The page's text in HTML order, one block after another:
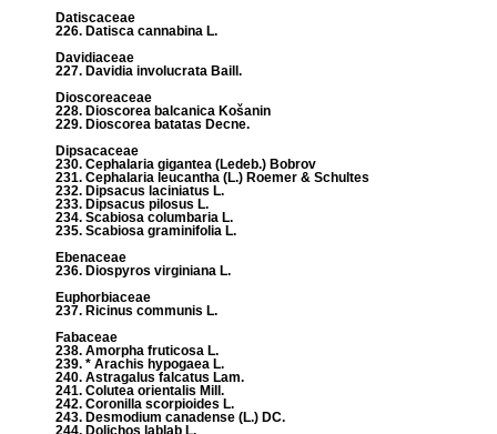
Datiscaceae
226. Datisca cannabina L.
Davidiaceae
227. Davidia involucrata Baill.
Dioscoreaceae
228. Dioscorea balcanica Košanin
229. Dioscorea batatas Decne.
Dipsacaceae
230. Cephalaria gigantea (Ledeb.) Bobrov
231. Cephalaria leucantha (L.) Roemer & Schultes
232. Dipsacus laciniatus L.
233. Dipsacus pilosus L.
234. Scabiosa columbaria L.
235. Scabiosa graminifolia L.
Ebenaceae
236. Diospyros virginiana L.
Euphorbiaceae
237. Ricinus communis L.
Fabaceae
238. Amorpha fruticosa L.
239. * Arachis hypogaea L.
240. Astragalus falcatus Lam.
241. Colutea orientalis Mill.
242. Coronilla scorpioides L.
243. Desmodium canadense (L.) DC.
244. Dolichos lablab L.